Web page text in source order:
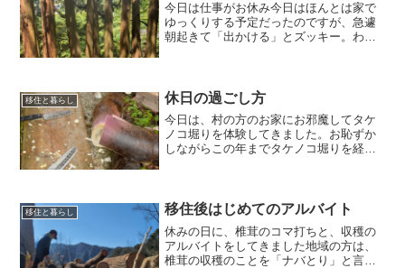
今日は仕事がお休み今日はほんとは家で
ゆっくりする予定だったのですが、急遽
朝起きて「出かける」とズッキー。わた
良く車から降りてすぐに...
移住と暮らし 休日の過ごし方
今日は、村の方のお家にお邪魔してタケ
ノコ堀りを体験してきました。お恥ずか
しながらこの年までタケノコ堀りを経験
ました。2時間ちょっとゆ...
移住と暮らし 移住後はじめてのアルバイト
休みの日に、椎茸のコマ打ちと、収穫の
アルバイトをしてきました地域の方は、
椎茸の収穫のことを「ナバとり」と言っ